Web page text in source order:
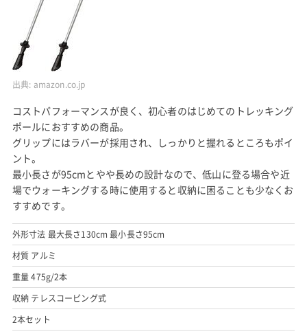
出典: amazon.co.jp
コストパフォーマンスが良く、初心者のはじめてのトレッキング
ポールにおすすめの商品。
グリップにはラバーが採用され、しっかりと握れるところもポイ
ント。
最小長さが95cmとやや長めの設計なので、低山に登る場合や近
場でウォーキングする時に使用すると収納に困ることも少なくお
すすめです。
外形寸法 最大長さ130cm 最小長さ95cm
材質 アルミ
重量 475g/2本
収納 テレスコーピング式
2本セット